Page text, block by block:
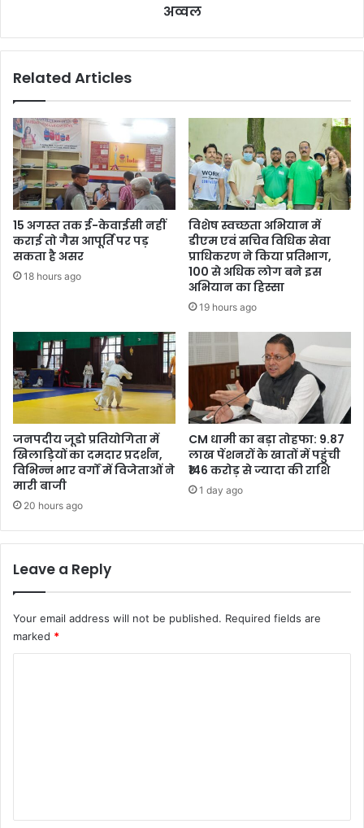
अव्वल
Related Articles
15 अगस्त तक ई-केवाईसी नहीं
कराई तो गैस आपूर्ति पर पड़
सकता है असर
18 hours ago
विशेष स्वच्छता अभियान में
डीएम एवं सचिव विधिक सेवा
प्राधिकरण ने किया प्रतिभाग,
100 से अधिक लोग बने इस
अभियान का हिस्सा
19 hours ago
जनपदीय जूडो प्रतियोगिता में
खिलाड़ियों का दमदार प्रदर्शन,
विभिन्न भार वर्गों में विजेताओं ने
मारी बाजी
20 hours ago
CM धामी का बड़ा तोहफा: 9.87
लाख पेंशनरों के खातों में पहुंची
₹146 करोड़ से ज्यादा की राशि
1 day ago
Leave a Reply
Your email address will not be published. Required fields are
marked *